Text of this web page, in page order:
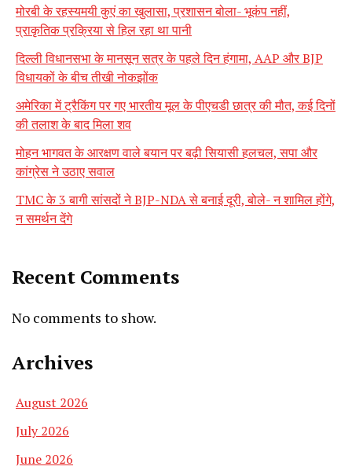
मोरबी के रहस्यमयी कुएं का खुलासा, प्रशासन बोला- भूकंप नहीं,
प्राकृतिक प्रक्रिया से हिल रहा था पानी
दिल्ली विधानसभा के मानसून सत्र के पहले दिन हंगामा, AAP और BJP
विधायकों के बीच तीखी नोकझोंक
अमेरिका में ट्रैकिंग पर गए भारतीय मूल के पीएचडी छात्र की मौत, कई दिनों
की तलाश के बाद मिला शव
मोहन भागवत के आरक्षण वाले बयान पर बढ़ी सियासी हलचल, सपा और
कांग्रेस ने उठाए सवाल
TMC के 3 बागी सांसदों ने BJP-NDA से बनाई दूरी, बोले- न शामिल होंगे,
न समर्थन देंगे
Recent Comments
No comments to show.
Archives
August 2026
July 2026
June 2026